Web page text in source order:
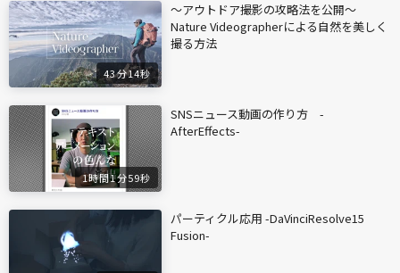
43分14秒
〜アウトドア撮影の攻略法を公開〜
Nature Videographerによる自然を美しく
撮る方法
1時間1分59秒
SNSニュース動画の作り方 -
AfterEffects-
パーティクル応用 -DaVinciResolve15
Fusion-